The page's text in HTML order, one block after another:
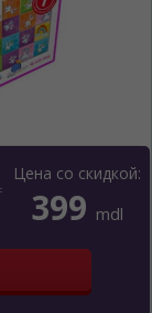
Цена со скидкой:
399 mdl